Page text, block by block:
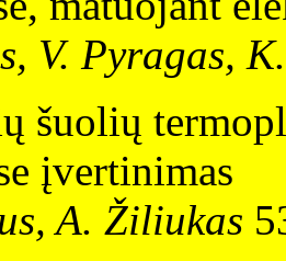
V. Pyragas,
šuolių
įvertinimas
A. Žiliukas